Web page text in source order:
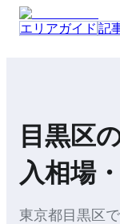
エリアガイド 記
目黒区
入相場
東京都目黒区で